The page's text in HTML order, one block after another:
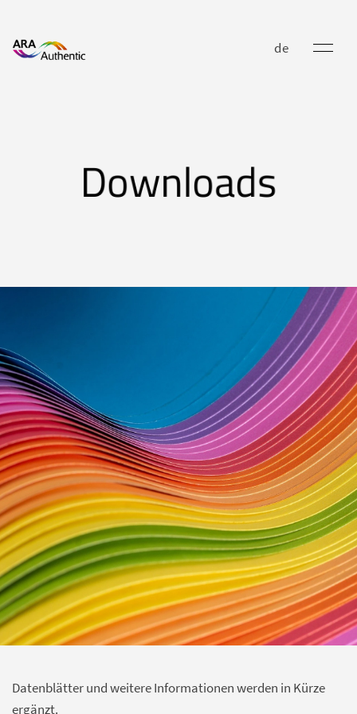
de
Downloads
Datenblätter und weitere Informationen werden in Kürze
ergänzt.